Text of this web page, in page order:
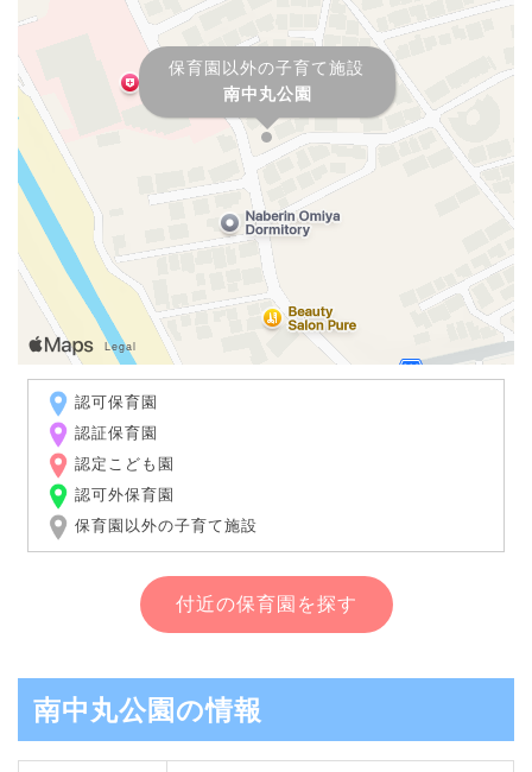
保育園以外の子育て施設
南中丸公園
認可保育園
認証保育園
認定こども園
認可外保育園
保育園以外の子育て施設
付近の保育園を探す
南中丸公園の情報